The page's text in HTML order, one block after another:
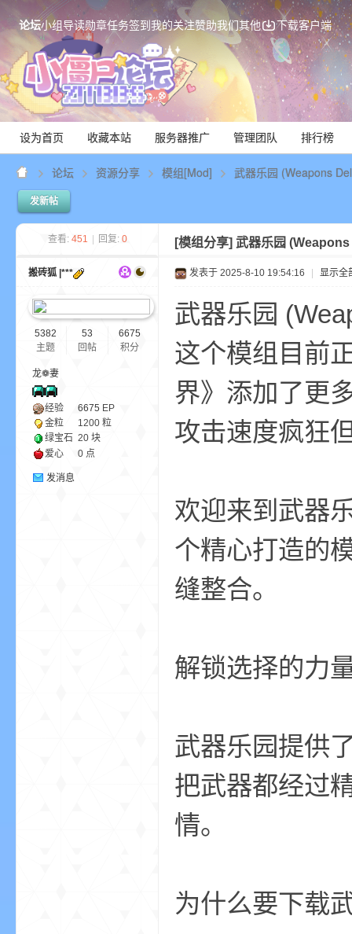
论坛小组导读勋章任务签到我的关注赞助我们其他 下载客户端
设为首页 收藏本站 服务器推广 管理团队 排行榜
论坛 资源分享 模组[Mod] 武器乐园 (Weapons
发新帖
查看: 451 回复: 0 [模组分享] 武器乐园
搬砖狐 |***
5382
主题
53
回帖
6675
积分
龙❁妻
经验 6675 EP
金粒
1200 粒
绿宝石 20 块
爱心
0 点
发消息
发表于 2025-8-10 19:54:16 显示全
武器乐园
这个模组目前
界》添加了更
攻击速度疯狂
欢迎来到武器
个精心打造的
缝整合。
解锁选择的力
武器乐园提供
把武器都经过
情。
为什么要下载